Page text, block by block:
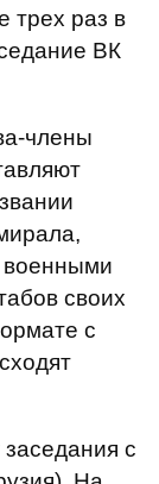
трех раз в
ВК
члены
военными
своих
с
с